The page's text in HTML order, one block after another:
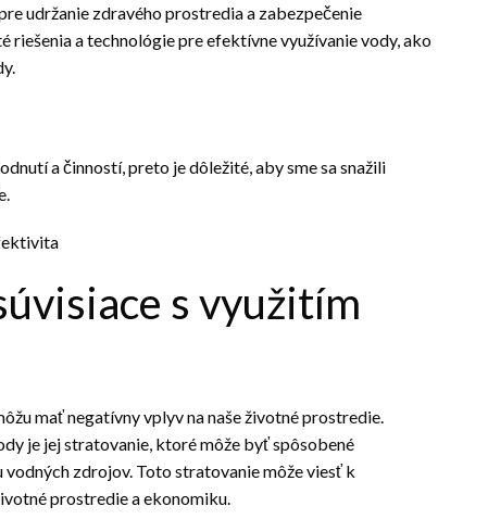
udržanie zdravého prostredia a zabezpečenie
a technológie pre efektívne využívanie vody, ako
a činností, preto je dôležité, aby sme sa snažili
s využitím
mať negatívny vplyv na naše životné prostredie.
je jej stratovanie, ktoré môže byť spôsobené
zdrojov. Toto stratovanie môže viesť k
prostredie a ekonomiku.